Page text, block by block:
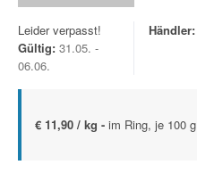
Leider verpasst!
Gültig: 31.05. -
06.06.
Händler:
€ 11,90 / kg - im Ring, je 100 g